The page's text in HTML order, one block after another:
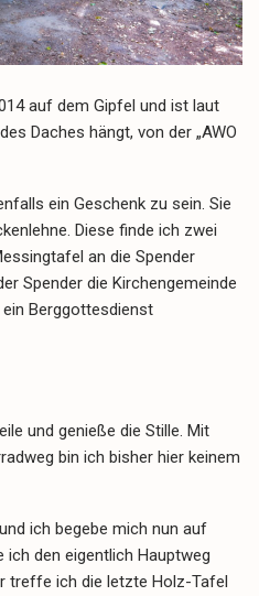
auf dem Gipfel und ist laut
Daches hängt, von der „AWO
ein Geschenk zu sein. Sie
Diese finde ich zwei
an die Spender
Spender die Kirchengemeinde
Berggottesdienst
und genieße die Stille. Mit
bin ich bisher hier keinem
ich begebe mich nun auf
ich den eigentlich Hauptweg
treffe ich die letzte Holz-Tafel